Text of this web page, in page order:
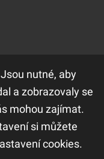
nutné, aby
a zobrazovaly se
mohou zajímat.
si můžete
cookies.